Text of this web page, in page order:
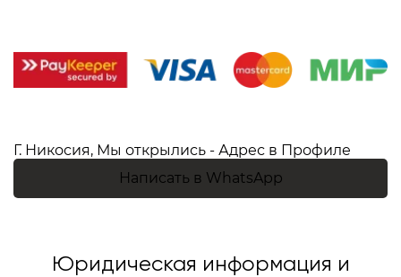
Г. Никосия, Мы открылись - Адрес в Профиле
Написать в WhatsApp
Юридическая информация и